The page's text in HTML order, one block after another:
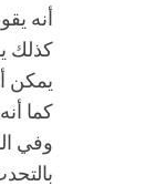
أنه
كذلك
يمكن
كما